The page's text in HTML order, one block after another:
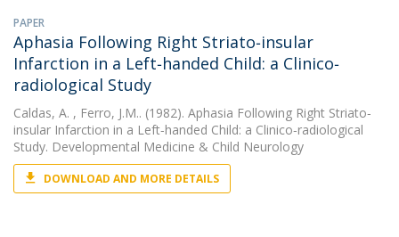
PAPER
Aphasia Following Right Striato‐insular
Infarction in a Left‐handed Child: a Clinico‐
radiological Study
Caldas, A. , Ferro, J.M.. (1982). Aphasia Following Right Striato‐
insular Infarction in a Left‐handed Child: a Clinico‐radiological
Study. Developmental Medicine & Child Neurology
DOWNLOAD AND MORE DETAILS